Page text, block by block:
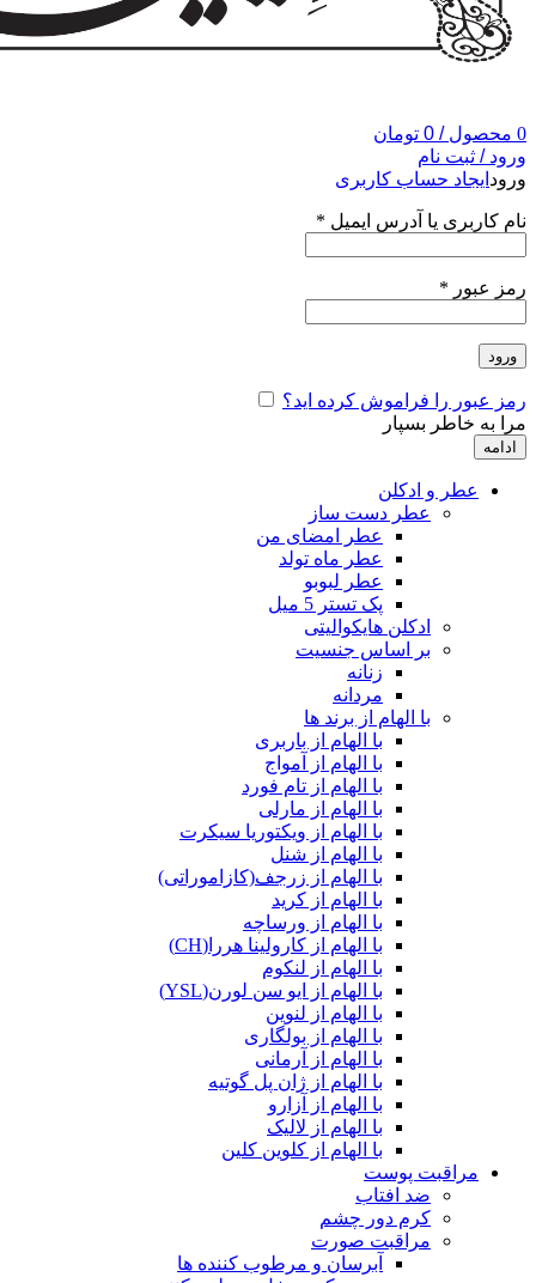
0 محصول /
0 تومان
ورود / ثبت نام
ورود ایجاد حساب کاربری
نام کاربری یا آدرس ایمیل *
رمز عبور *
ورود
رمز عبور را فراموش کرده اید؟
مرا به خاطر بسپار
ادامه
عطر و ادکلن
عطر دست ساز
عطر امضای من
عطر ماه تولد
عطر لبوبو
پک تستر 5 میل
ادکلن هایکوالیتی
بر اساس جنسیت
زنانه
مردانه
با الهام از برند ها
با الهام از باربری
با الهام از آمواج
با الهام از تام فورد
با الهام از مارلی
با الهام از ویکتوریا سیکرت
با الهام از شنل
با الهام از زرجف(کازاموراتی)
با الهام از کرید
با الهام از ورساچه
با الهام از کارولینا هررا(CH)
با الهام از لنکوم
با الهام از ایو سن لورن(YSL)
با الهام از لنوین
با الهام از بولگاری
با الهام از آرمانی
با الهام از ژان پل گوتیه
با الهام از آزارو
با الهام از لالیک
با الهام از کلوین کلین
مراقبت پوست
ضد افتاب
کرم دور چشم
مراقبت صورت
آبرسان و مرطوب کننده ها